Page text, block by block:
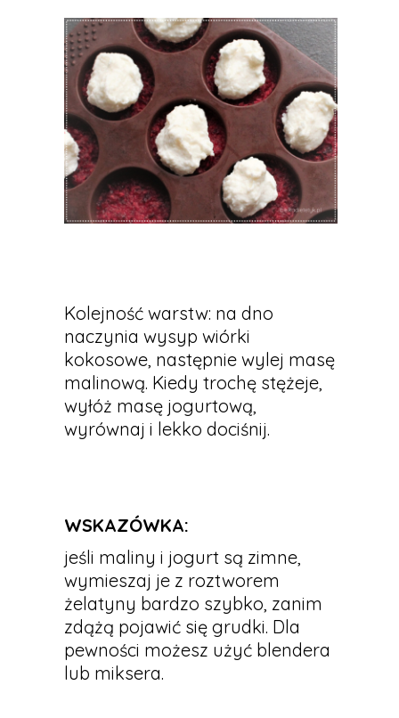
Kolejność warstw: na dno
naczynia wysyp wiórki
kokosowe, następnie wylej masę
malinową. Kiedy trochę stężeje,
wyłóż masę jogurtową,
wyrównaj i lekko dociśnij.
WSKAZÓWKA:
jeśli maliny i jogurt są zimne,
wymieszaj je z roztworem
żelatyny bardzo szybko, zanim
zdążą pojawić się grudki. Dla
pewności możesz użyć blendera
lub miksera.